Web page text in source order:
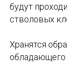
будут
стволовых
Хранятся
обладающего